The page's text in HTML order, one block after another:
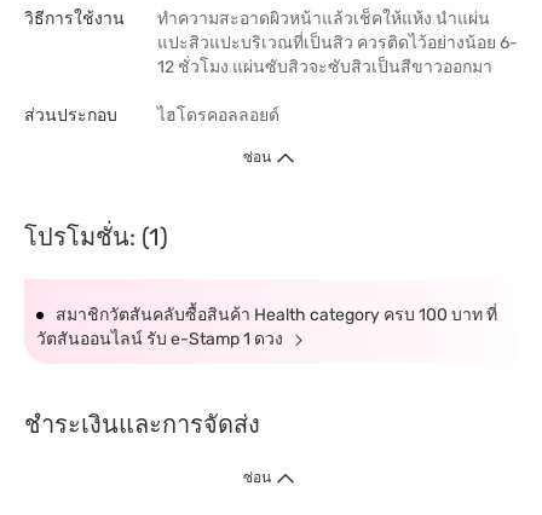
วิธีการใช้งาน
ทำความสะอาดผิวหน้าแล้วเช็คให้แห้ง นำแผ่น
แปะสิวแปะบริเวณที่เป็นสิว ควรติดไว้อย่างน้อย 6-
12 ชั่วโมง แผ่นซับสิวจะซับสิวเป็นสีขาวออกมา
ส่วนประกอบ ไฮโดรคอลลอยด์
ซ่อน
โปรโมชั่น: (1)
สมาชิกวัตสันคลับซื้อสินค้า Health category ครบ 100 บาท ที่
วัตสันออนไลน์ รับ e-Stamp 1 ดวง
ชำระเงินและการจัดส่ง
ซ่อน